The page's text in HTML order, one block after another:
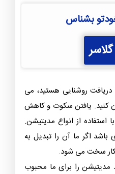
بشناس
روشنایی هستید، می
کنید. یافتن سکوت و کاهش
استفاده از انواع مدیتیشن.
باشد اگر ما آن را تبدیل به
کار سخت می شود.
مدیتیشن را برای ما محبوب